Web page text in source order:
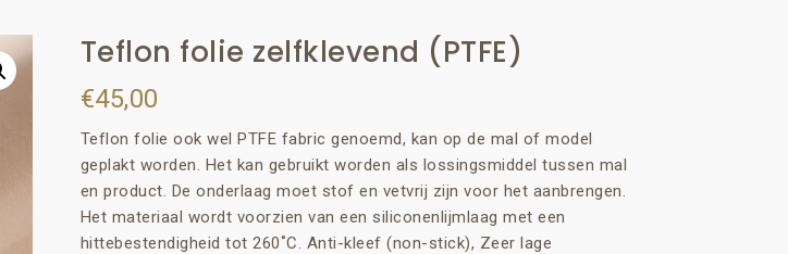
Teflon folie zelfklevend (PTFE)
€45,00
Teflon folie ook wel PTFE fabric genoemd, kan op de mal of model
geplakt worden. Het kan gebruikt worden als lossingsmiddel tussen mal
en product. De onderlaag moet stof en vetvrij zijn voor het aanbrengen.
Het materiaal wordt voorzien van een siliconenlijmlaag met een
hittebestendigheid tot 260˚C. Anti-kleef (non-stick), Zeer lage